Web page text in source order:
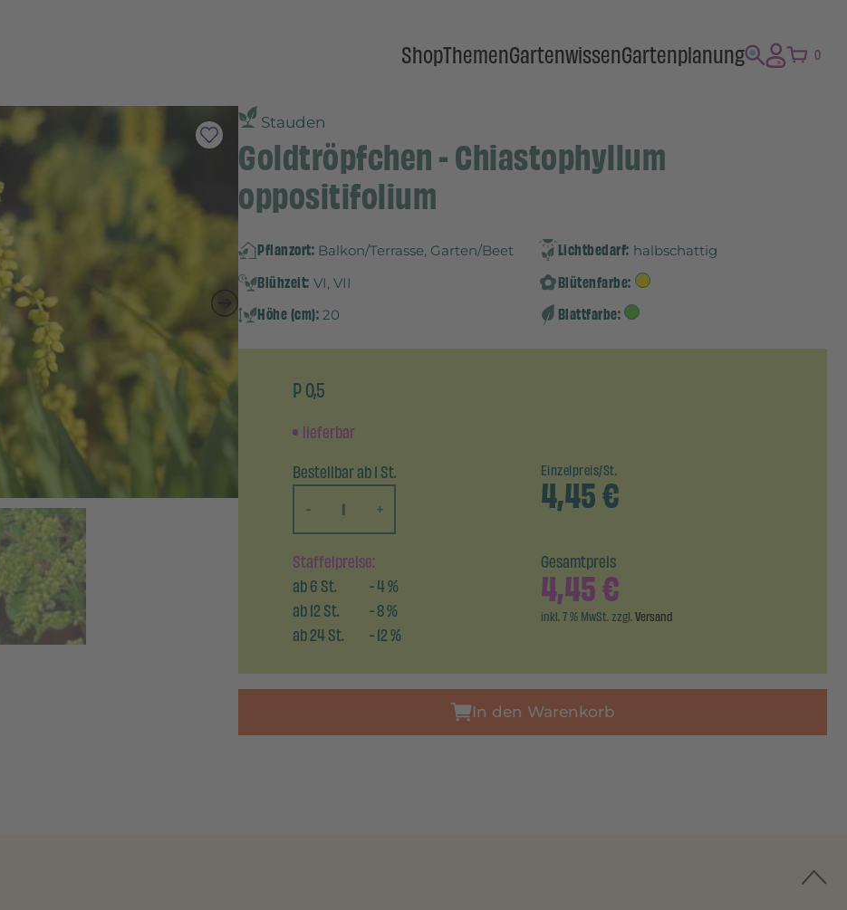
ShopThemenGartenwissenGartenplanung 0
Stauden
Goldtröpfchen - Chiastophyllum
oppositifolium
Pflanzort: Balkon/Terrasse, Garten/Beet Lichtbedarf: halbschattig
Blühzeit: VI, VII
Blütenfarbe:
Höhe (cm): 20 Blattfarbe:
P 0,5
lieferbar
Bestellbar ab 1 St.
-
+
Einzelpreis/St.
4,45€
Staffelpreise:
ab6St. -4%
ab12St. -8%
ab24St. -12%
Gesamtpreis
4,45€
inkl. 7 % MwSt. zzgl.Versand
In den Warenkorb